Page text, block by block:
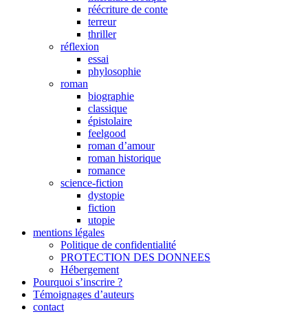
réécriture de conte
terreur
thriller
réflexion
essai
phylosophie
roman
biographie
classique
épistolaire
feelgood
roman d’amour
roman historique
romance
science-fiction
dystopie
fiction
utopie
mentions légales
Politique de confidentialité
PROTECTION DES DONNEES
Hébergement
Pourquoi s’inscrire ?
Témoignages d’auteurs
contact